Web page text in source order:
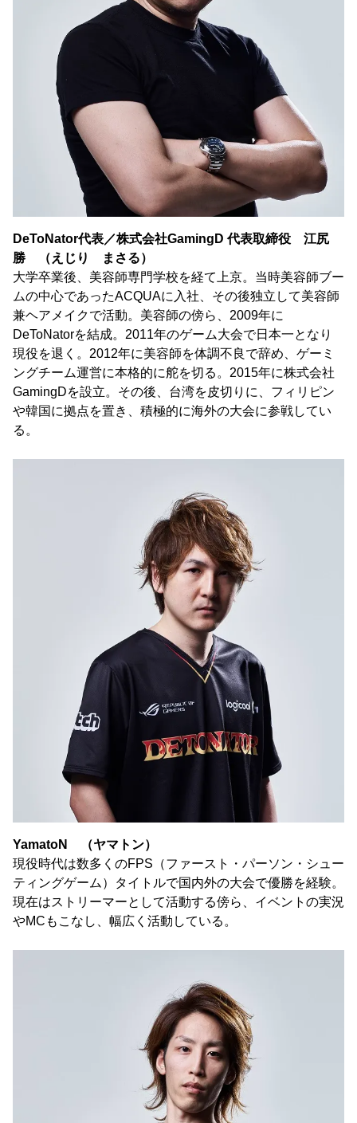
DeToNator代表／株式会社GamingD 代表取締役 江尻
勝 （えじり まさる）
大学卒業後、美容師専門学校を経て上京。当時美容師ブー
ムの中心であったACQUAに入社、その後独立して美容師
兼ヘアメイクで活動。美容師の傍ら、2009年に
DeToNatorを結成。2011年のゲーム大会で日本一となり
現役を退く。2012年に美容師を体調不良で辞め、ゲーミ
ングチーム運営に本格的に舵を切る。2015年に株式会社
GamingDを設立。その後、台湾を皮切りに、フィリピン
や韓国に拠点を置き、積極的に海外の大会に参戦してい
る。
YamatoN （ヤマトン）
現役時代は数多くのFPS（ファースト・パーソン・シュー
ティングゲーム）タイトルで国内外の大会で優勝を経験。
現在はストリーマーとして活動する傍ら、イベントの実況
やMCもこなし、幅広く活動している。